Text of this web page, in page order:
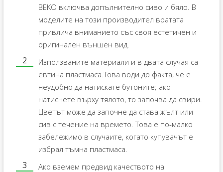
BEKO включва допълнително сиво и бяло. В
моделите на този производител вратата
привлича вниманието със своя естетичен и
оригинален външен вид.
Използваните материали и в двата случая са
евтина пластмаса.Това води до факта, че е
неудобно да натискате бутоните; ако
натиснете върху тялото, то започва да свири.
Цветът може да започне да става жълт или
сив с течение на времето. Това е по-малко
забележимо в случаите, когато купувачът е
избрал тъмна пластмаса.
Ако вземем предвид качеството на